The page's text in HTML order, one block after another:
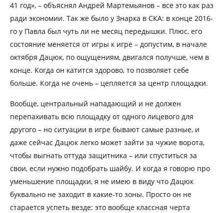
41 год», – объяснял Андрей Мартемьянов – все это как раз
ради экономии. Так же было у Знарка в СКА: в конце 2016-
го у Павла был чуть ли не месяц передышки. Плюс, его
состояние меняется от игры к игре – допустим, в начале
октября Дацюк, по ощущениям, двигался получше, чем в
конце. Когда он катится здорово, то позволяет себе
больше. Когда не очень – цепляется за центр площадки.
Вообще, центральный нападающий и не должен
перепахивать всю площадку от одного лицевого для
другого – но ситуации в игре бывают самые разные, и
даже сейчас Дацюк легко может зайти за чужие ворота,
чтобы выгнать оттуда защитника – или спуститься за
свои, если нужно подобрать шайбу. И когда я говорю про
уменьшение площадки, я не имею в виду что Дацюк
буквально не заходит в какие-то зоны. Просто он не
старается успеть везде: это вообще классная черта